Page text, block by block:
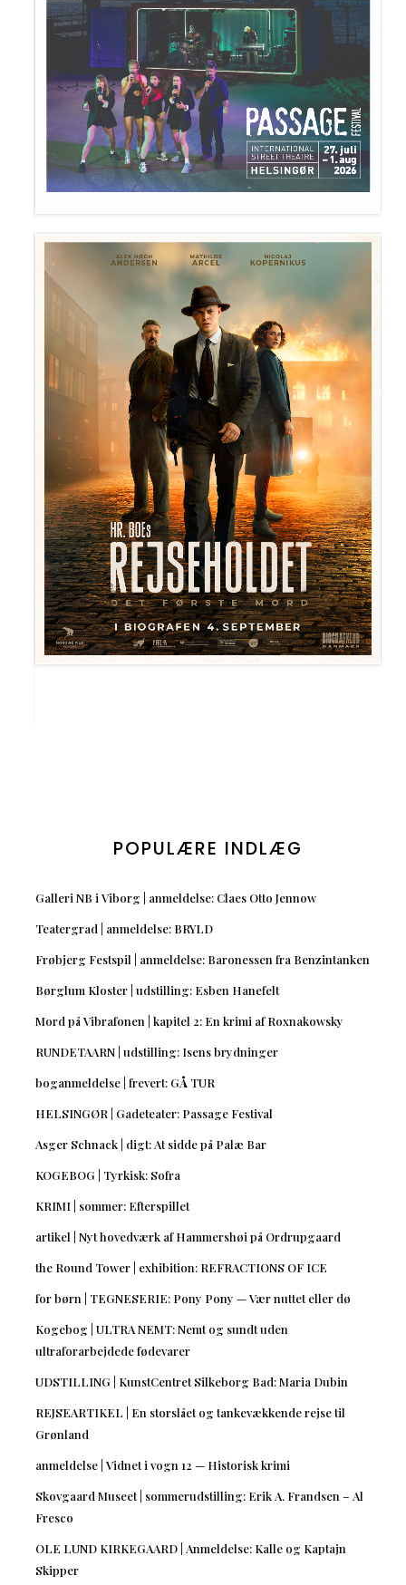
POPULÆRE INDLÆG
Galleri NB i Viborg | anmeldelse: Claes Otto Jennow
Teatergrad | anmeldelse: BRYLD
Frøbjerg Festspil | anmeldelse: Baronessen fra Benzintanken
Børglum Kloster | udstilling: Esben Hanefelt
Mord på Vibrafonen | kapitel 2: En krimi af Roxnakowsky
RUNDETAARN | udstilling: Isens brydninger
boganmeldelse | frevert: GÅ TUR
HELSINGØR | Gadeteater: Passage Festival
Asger Schnack | digt: At sidde på Palæ Bar
KOGEBOG | Tyrkisk: Sofra
KRIMI | sommer: Efterspillet
artikel | Nyt hovedværk af Hammershøi på Ordrupgaard
the Round Tower | exhibition: REFRACTIONS OF ICE
for børn | TEGNESERIE: Pony Pony — Vær nuttet eller dø
Kogebog | ULTRA NEMT: Nemt og sundt uden
ultraforarbejdede fødevarer
UDSTILLING | KunstCentret Silkeborg Bad: Maria Dubin
REJSEARTIKEL | En storslået og tankevækkende rejse til
Grønland
anmeldelse | Vidnet i vogn 12 — Historisk krimi
Skovgaard Museet | sommerudstilling: Erik A. Frandsen – Al
Fresco
OLE LUND KIRKEGAARD | Anmeldelse: Kalle og Kaptajn
Skipper